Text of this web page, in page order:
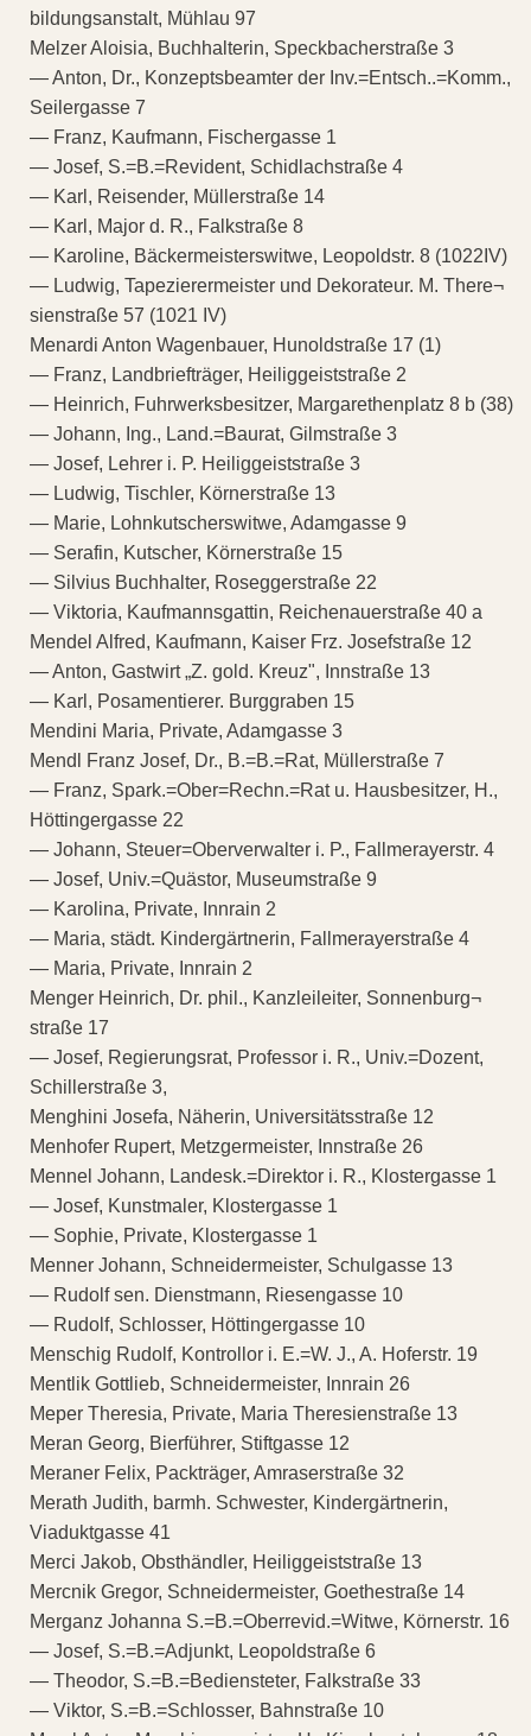
bildungsanstalt, Mühlau 97
Melzer Aloisia, Buchhalterin, Speckbacherstraße 3
— Anton, Dr., Konzeptsbeamter der Inv.=Entsch..=Komm.,
Seilergasse 7
— Franz, Kaufmann, Fischergasse 1
— Josef, S.=B.=Revident, Schidlachstraße 4
— Karl, Reisender, Müllerstraße 14
— Karl, Major d. R., Falkstraße 8
— Karoline, Bäckermeisterswitwe, Leopoldstr. 8 (1022IV)
— Ludwig, Tapezierermeister und Dekorateur. M. There¬
sienstraße 57 (1021 IV)
Menardi Anton Wagenbauer, Hunoldstraße 17 (1)
— Franz, Landbriefträger, Heiliggeiststraße 2
— Heinrich, Fuhrwerksbesitzer, Margarethenplatz 8 b (38)
— Johann, Ing., Land.=Baurat, Gilmstraße 3
— Josef, Lehrer i. P. Heiliggeiststraße 3
— Ludwig, Tischler, Körnerstraße 13
— Marie, Lohnkutscherswitwe, Adamgasse 9
— Serafin, Kutscher, Körnerstraße 15
— Silvius Buchhalter, Roseggerstraße 22
— Viktoria, Kaufmannsgattin, Reichenauerstraße 40 a
Mendel Alfred, Kaufmann, Kaiser Frz. Josefstraße 12
— Anton, Gastwirt „Z. gold. Kreuz", Innstraße 13
— Karl, Posamentierer. Burggraben 15
Mendini Maria, Private, Adamgasse 3
Mendl Franz Josef, Dr., B.=B.=Rat, Müllerstraße 7
— Franz, Spark.=Ober=Rechn.=Rat u. Hausbesitzer, H.,
Höttingergasse 22
— Johann, Steuer=Oberverwalter i. P., Fallmerayerstr. 4
— Josef, Univ.=Quästor, Museumstraße 9
— Karolina, Private, Innrain 2
— Maria, städt. Kindergärtnerin, Fallmerayerstraße 4
— Maria, Private, Innrain 2
Menger Heinrich, Dr. phil., Kanzleileiter, Sonnenburg¬
straße 17
— Josef, Regierungsrat, Professor i. R., Univ.=Dozent,
Schillerstraße 3,
Menghini Josefa, Näherin, Universitätsstraße 12
Menhofer Rupert, Metzgermeister, Innstraße 26
Mennel Johann, Landesk.=Direktor i. R., Klostergasse 1
— Josef, Kunstmaler, Klostergasse 1
— Sophie, Private, Klostergasse 1
Menner Johann, Schneidermeister, Schulgasse 13
— Rudolf sen. Dienstmann, Riesengasse 10
— Rudolf, Schlosser, Höttingergasse 10
Menschig Rudolf, Kontrollor i. E.=W. J., A. Hoferstr. 19
Mentlik Gottlieb, Schneidermeister, Innrain 26
Meper Theresia, Private, Maria Theresienstraße 13
Meran Georg, Bierführer, Stiftgasse 12
Meraner Felix, Packträger, Amraserstraße 32
Merath Judith, barmh. Schwester, Kindergärtnerin,
Viaduktgasse 41
Merci Jakob, Obsthändler, Heiliggeiststraße 13
Mercnik Gregor, Schneidermeister, Goethestraße 14
Merganz Johanna S.=B.=Oberrevid.=Witwe, Körnerstr. 16
— Josef, S.=B.=Adjunkt, Leopoldstraße 6
— Theodor, S.=B.=Bediensteter, Falkstraße 33
— Viktor, S.=B.=Schlosser, Bahnstraße 10